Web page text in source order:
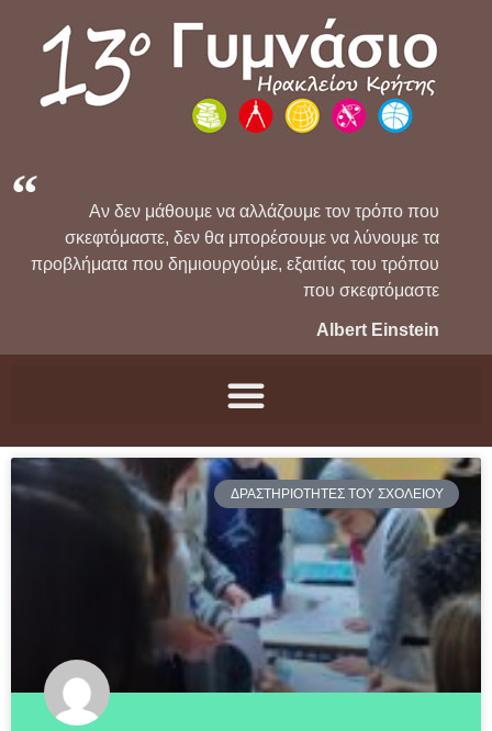
Αν δεν μάθουμε να αλλάζουμε τον τρόπο που
σκεφτόμαστε, δεν θα μπορέσουμε να λύνουμε τα
προβλήματα που δημιουργούμε, εξαιτίας του τρόπου
που σκεφτόμαστε
Albert Einstein
ΔΡΑΣΤΗΡΙΟΤΗΤΕΣ ΤΟΥ ΣΧΟΛΕΙΟΥ